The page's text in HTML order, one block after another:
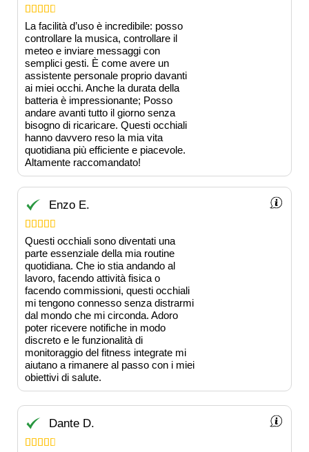
    
La facilità d’uso è incredibile: posso
controllare la musica, controllare il
meteo e inviare messaggi con
semplici gesti. È come avere un
assistente personale proprio davanti
ai miei occhi. Anche la durata della
batteria è impressionante; Posso
andare avanti tutto il giorno senza
bisogno di ricaricare. Questi occhiali
hanno davvero reso la mia vita
quotidiana più efficiente e piacevole.
Altamente raccomandato!
Enzo E.
    
Questi occhiali sono diventati una
parte essenziale della mia routine
quotidiana. Che io stia andando al
lavoro, facendo attività fisica o
facendo commissioni, questi occhiali
mi tengono connesso senza distrarmi
dal mondo che mi circonda. Adoro
poter ricevere notifiche in modo
discreto e le funzionalità di
monitoraggio del fitness integrate mi
aiutano a rimanere al passo con i miei
obiettivi di salute.
Dante D.
    